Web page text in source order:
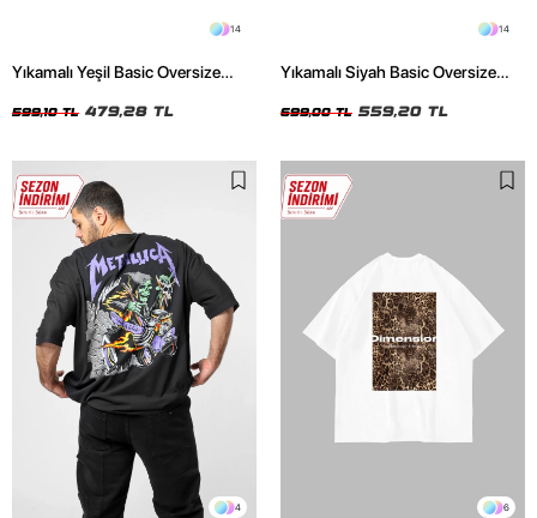
14
Yıkamalı Yeşil Basic Oversize
599,10 TL 479,28 TL
14
Yıkamalı Siyah Basic Oversize
699,00 TL 559,20 TL
4 6